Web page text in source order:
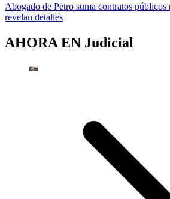
Abogado de Petro suma contratos
revelan detalles
AHORA EN Judicial